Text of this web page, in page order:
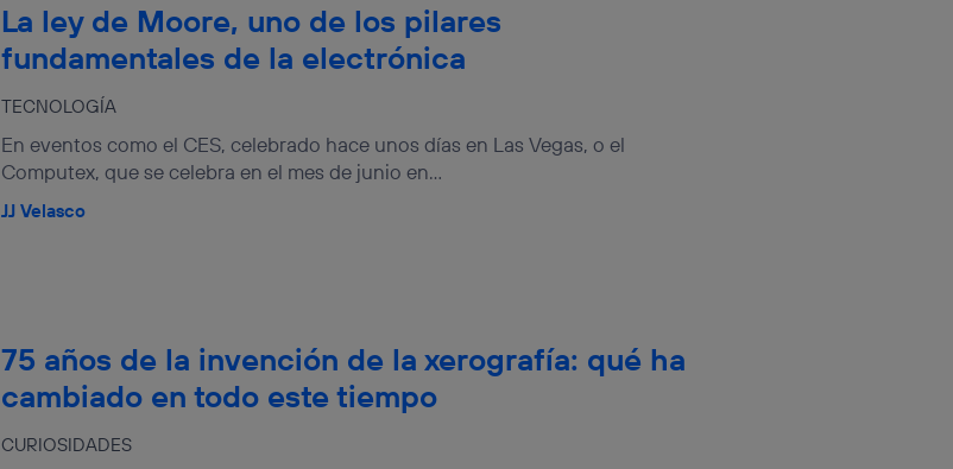
TECNOLOGÍA
La ley de Moore, uno de los pilares
fundamentales de la electrónica
En eventos como el CES, celebrado hace unos días en Las Vegas, o el
Computex, que se celebra en el mes de junio en...
JJ Velasco
CURIOSIDADES
75 años de la invención de la xerografía: qué ha
cambiado en todo este tiempo